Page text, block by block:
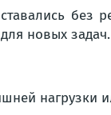
без
новых задач.
нагрузки